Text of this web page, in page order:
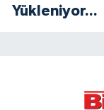
Yükleniyor...